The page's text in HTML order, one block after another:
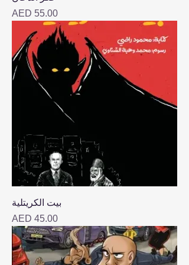
Price
AED 55.00
بيت الكريتلية
Price
AED 45.00